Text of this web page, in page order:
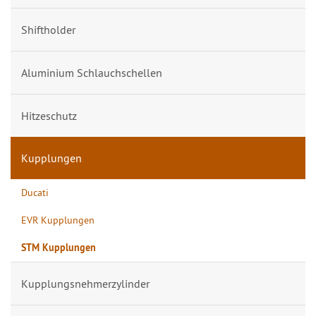
Shiftholder
Aluminium Schlauchschellen
Hitzeschutz
Kupplungen
Ducati
EVR Kupplungen
STM Kupplungen
Kupplungsnehmerzylinder